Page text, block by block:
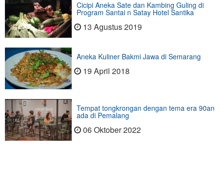
Cicipi Aneka Sate dan Kambing Guling di
Program Santai n Satay Hotel Santika
13 Agustus 2019
Aneka Kuliner Bakmi Jawa di Semarang
19 April 2018
Tempat tongkrongan dengan tema era 90an
ada di Pemalang
06 Oktober 2022